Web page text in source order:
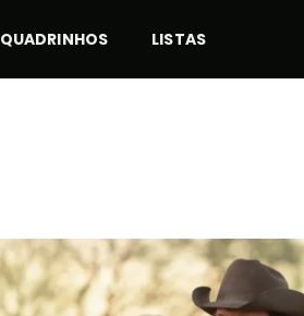
QUADRINHOS LISTAS